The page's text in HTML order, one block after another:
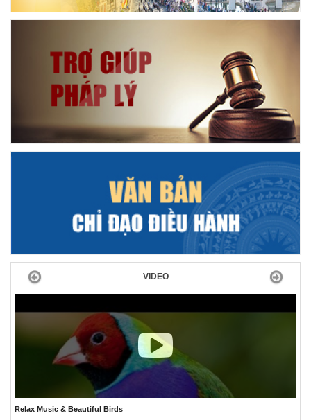
VIDEO
The Best Relaxing Ocean Aquarium
Previous Next